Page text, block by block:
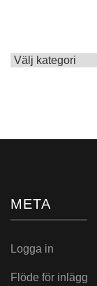
Skrivet
META
Logga in
Flöde för inlägg